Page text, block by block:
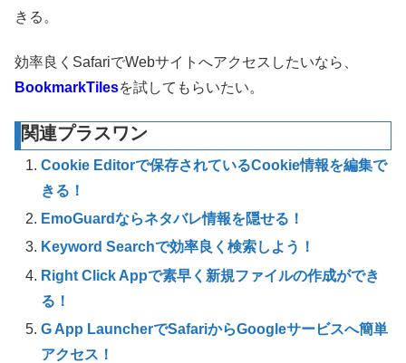
きる。
効率良くSafariでWebサイトへアクセスしたいなら、
BookmarkTilesを試してもらいたい。
関連プラスワン
Cookie Editorで保存されているCookie情報を編集で
きる！
EmoGuardならネタバレ情報を隠せる！
Keyword Searchで効率良く検索しよう！
Right Click Appで素早く新規ファイルの作成ができ
る！
G App LauncherでSafariからGoogleサービスへ簡単
アクセス！